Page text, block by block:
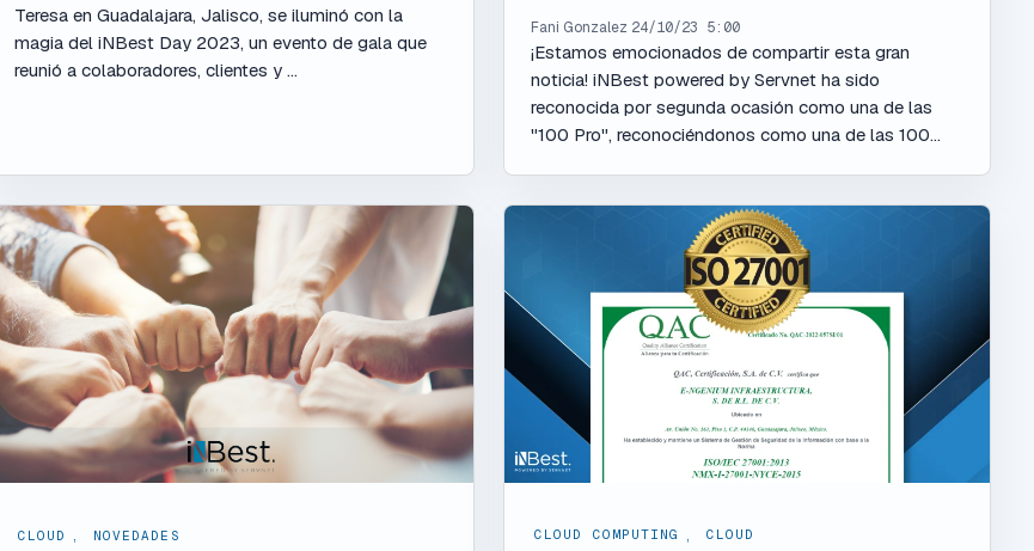
Teresa en Guadalajara, Jalisco, se iluminó con la
magia del iNBest Day 2023, un evento de gala que
reunió a colaboradores, clientes y ...
Fani Gonzalez 24/10/23 5:00
¡Estamos emocionados de compartir esta gran
noticia! iNBest powered by Servnet ha sido
reconocida por segunda ocasión como una de las
"100 Pro", reconociéndonos como una de las 100...
CLOUD NOVEDADES CLOUD COMPUTING CLOUD